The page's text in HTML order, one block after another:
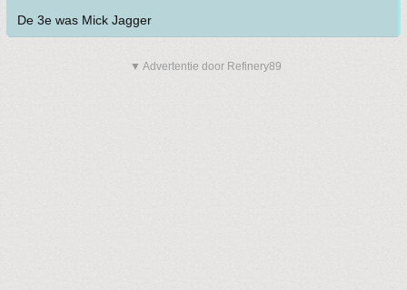
De 3e was Mick Jagger
▼ Advertentie door Refinery89